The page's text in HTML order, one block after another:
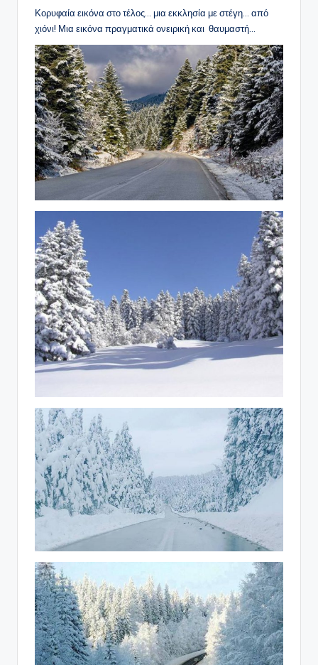
Κορυφαία εικόνα στο τέλος… μια εκκλησία με στέγη… από
χιόνι! Μια εικόνα πραγματικά ονειρική και θαυμαστή…